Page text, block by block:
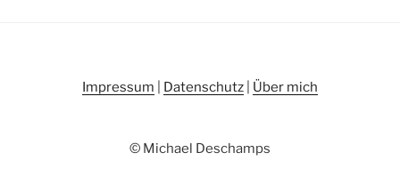
Impressum Datenschutz Über mich
© Michael Deschamps